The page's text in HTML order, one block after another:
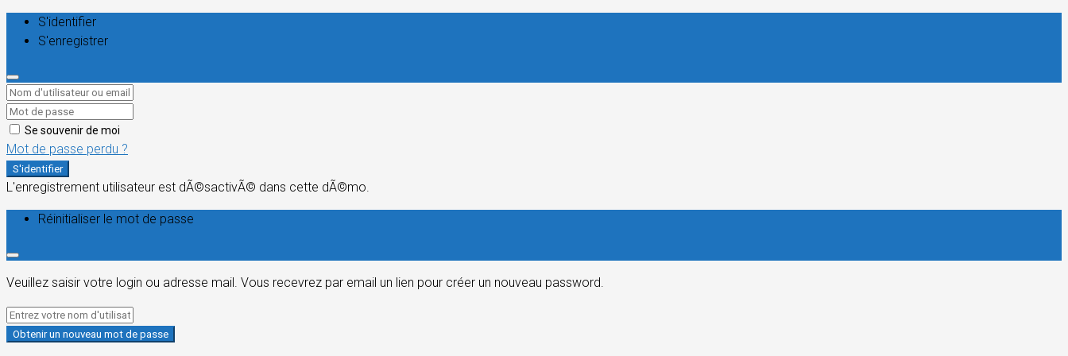
S'identifier
S'enregistrer
Se souvenir de moi
Mot de passe perdu ?
S'identifier
L'enregistrement utilisateur est dÃ©sactivÃ© dans cette dÃ©mo.
Réinitialiser le mot de passe
Veuillez saisir votre login ou adresse mail. Vous recevrez par email un lien pour créer un nouveau password.
Obtenir un nouveau mot de passe